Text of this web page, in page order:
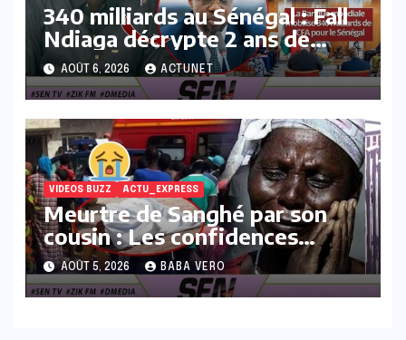
340 milliards au Sénégal : Fall
Ndiaga décrypte 2 ans de
blocage et le soulagement
général
AOÛT 6, 2026 ACTUNET
VIDEOS BUZZ ACTU_EXPRESS
Meurtre de Sanghé par son
cousin : Les confidences
poignantes et explosives du
père
AOÛT 5, 2026 BABA VERO